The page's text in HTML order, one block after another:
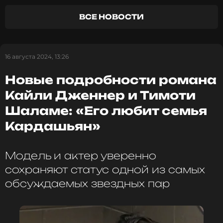
ВСЕ НОВОСТИ
16 августа 2024, 13:26
Новые подробности романа
Кайли Дженнер и Тимоти
Шаламе: «Его любит семья
Кардашьян»
Модель и актер уверенно
сохраняют статус одной из самых
обсуждаемых звездных пар